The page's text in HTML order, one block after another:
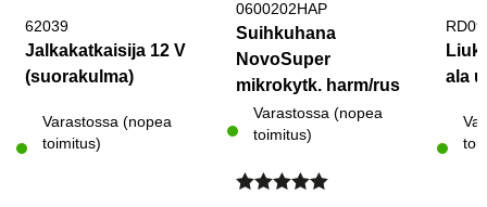
62039
Jalkakatkaisija 12 V
(suorakulma)
Varastossa (nopea
toimitus)
0600202HAP
Suihkuhana
NovoSuper
mikrokytk. harm/rus
Varastossa (nopea
toimitus)
ala